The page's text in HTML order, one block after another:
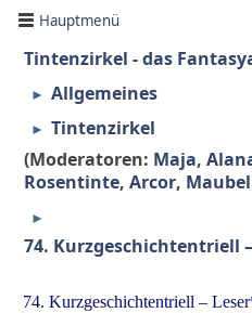
Hauptmenü
Tintenzirkel - das
► Allgemeines
► Tintenzirkel
(Moderatoren: Maja,
Rosentinte, Arcor, Maubel
►
74. Kurzgeschichtentriell
74. Kurzgeschichtentriell –